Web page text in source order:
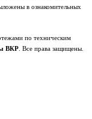
в ознакомительных
по техническим
ВКР. Все права защищены.